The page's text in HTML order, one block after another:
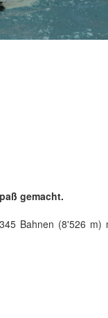
gemacht.
Bahnen (8'526 m)